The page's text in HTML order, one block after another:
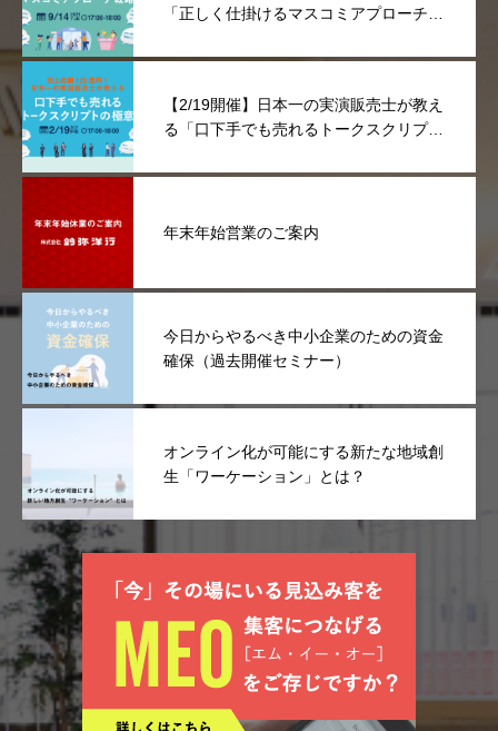
「正しく仕掛けるマスコミアプローチ戦
【2/19開催】日本一の実演販売士が教え
る「口下手でも売れるトークスクリプト
年末年始営業のご案内
今日からやるべき中小企業のための資金
確保（過去開催セミナー）
オンライン化が可能にする新たな地域創
生「ワーケーション」とは？